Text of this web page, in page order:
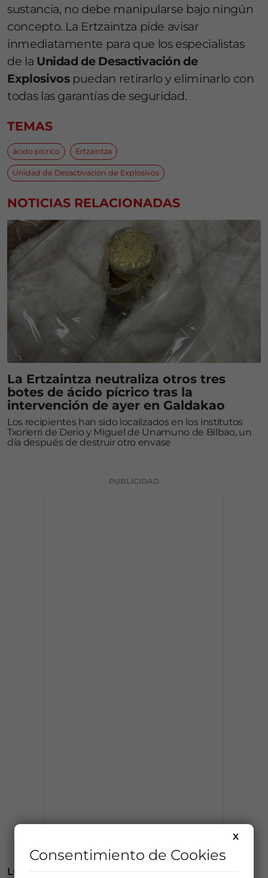
sustancia, no debe manipularse bajo ningún
concepto. La Ertzaintza pide avisar
inmediatamente para que los especialistas
de la Unidad de Desactivación de
Explosivospuedan retirarlo y eliminarlo con
todas las garantías de seguridad.
TEMAS
ácido pícrico Ertzaintza
Unidad de Desactivación de Explosivos
NOTICIAS RELACIONADAS
La Ertzaintza neutraliza otros tres
botes de ácido pícrico tras la
intervención de ayer en Galdakao
Los recipientes han sido localizados en los institutos
Txorierri de Derio y Miguel de Unamuno de Bilbao, un
día después de destruir otro envase
PUBLICIDAD
LO MÁS LEÍDO
X
Consentimiento de Cookies